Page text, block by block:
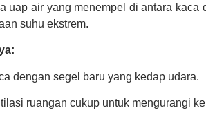
uap air yang menempel di antara
suhu ekstrem.
dengan segel baru yang kedap udara.
ruangan cukup untuk mengurangi